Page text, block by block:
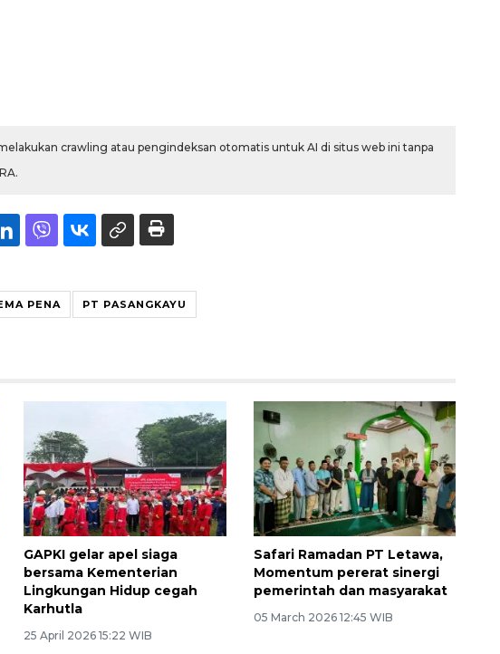
crawling atau pengindeksan otomatis untuk AI di situs web ini tanpa
PENA PT PASANGKAYU
GAPKI gelar apel siaga
bersama Kementerian
Lingkungan Hidup cegah
Karhutla
25 April 2026 15:22 WIB
Safari Ramadan PT Letawa,
Momentum pererat sinergi
pemerintah dan masyarakat
05 March 2026 12:45 WIB